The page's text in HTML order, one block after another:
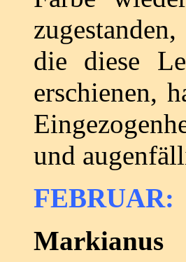
die diese
erschienen,
und
FEBRUAR:
Markianus